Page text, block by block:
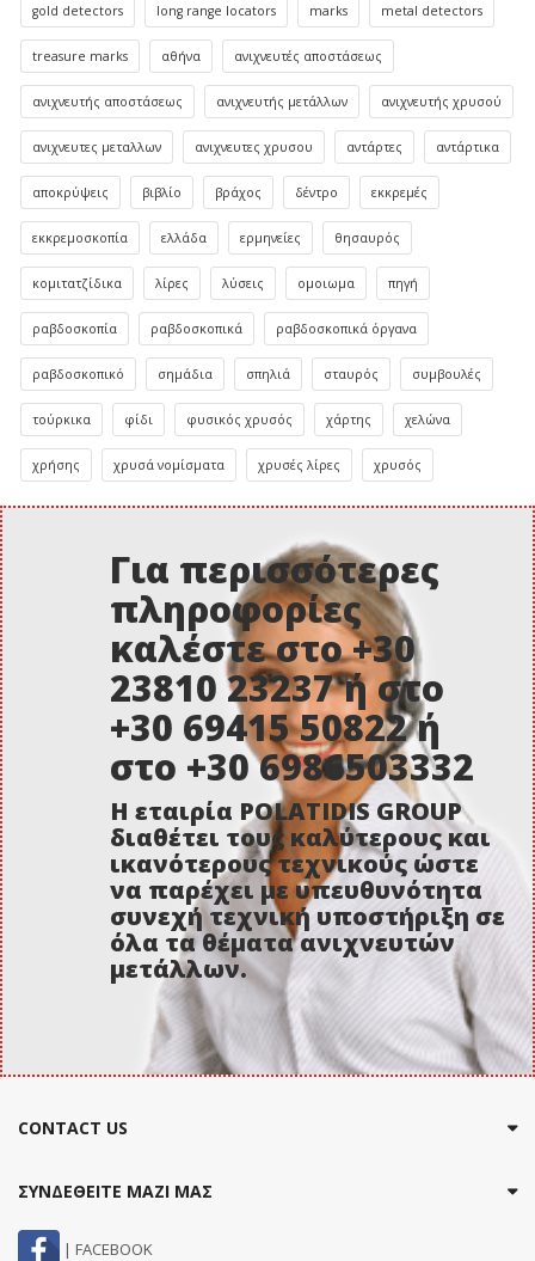
gold detectors long range locators marks metal detectors
treasure marks αθήνα ανιχνευτές αποστάσεως
ανιχνευτής αποστάσεως ανιχνευτής μετάλλων ανιχνευτής χρυσού
ανιχνευτες μεταλλων ανιχνευτες χρυσου αντάρτες αντάρτικα
αποκρύψεις βιβλίο βράχος δέντρο εκκρεμές
εκκρεμοσκοπία ελλάδα ερμηνείες θησαυρός
κομιτατζίδικα λίρες λύσεις ομοιωμα πηγή
ραβδοσκοπία ραβδοσκοπικά ραβδοσκοπικά όργανα
ραβδοσκοπικό σημάδια σπηλιά σταυρός συμβουλές
τούρκικα φίδι φυσικός χρυσός χάρτης χελώνα
χρήσης χρυσά νομίσματα χρυσές λίρες χρυσός
Για περισσότερες
πληροφορίες
καλέστε στο +30
23810 23237 ή στο
+30 69415 50822 ή
στο +30 6986503332
Η εταιρία POLATIDIS GROUP
διαθέτει τους καλύτερους και
ικανότερους τεχνικούς ώστε
να παρέχει με υπευθυνότητα
συνεχή τεχνική υποστήριξη σε
όλα τα θέματα ανιχνευτών
μετάλλων.
CONTACT US
ΣΥΝΔΕΘΕΙΤΕ ΜΑΖΙ ΜΑΣ
| FACEBOOK